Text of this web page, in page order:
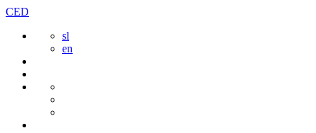
Preskoči
vsebine
CED
sl
en